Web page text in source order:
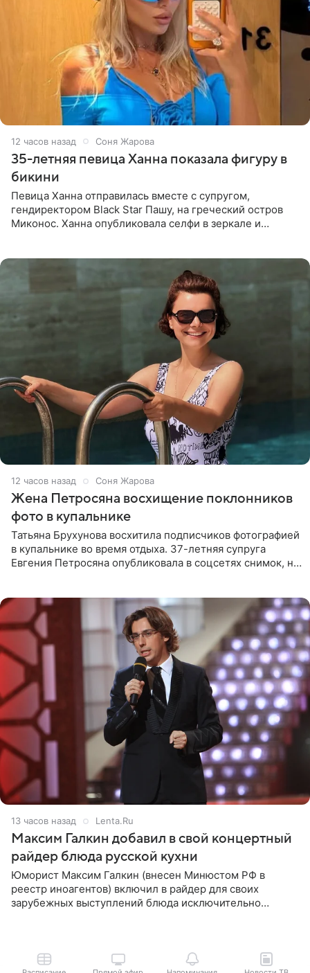
12 часов назад Соня Жарова
35-летняя певица Ханна показала фигуру в
бикини
Певица Ханна отправилась вместе с супругом,
гендиректором Black Star Пашу, на греческий остров
Миконос. Ханна опубликовала селфи в зеркале и
12 часов назад Соня Жарова
Жена Петросяна восхищение поклонников
фото в купальнике
Татьяна Брухунова восхитила подписчиков фотографией
в купальнике во время отдыха. 37-летняя супруга
Евгения Петросяна опубликовала в соцсетях снимок, на
13 часов назад Lenta.Ru
Максим Галкин добавил в свой концертный
райдер блюда русской кухни
Юморист Максим Галкин (внесен Минюстом РФ в
реестр иноагентов) включил в райдер для своих
зарубежных выступлений блюда исключительно